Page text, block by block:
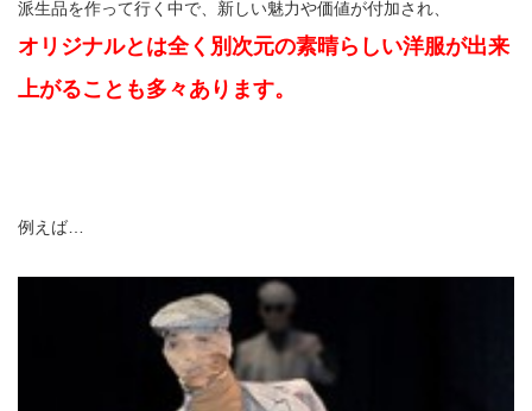
派生品を作って行く中で、新しい魅力や価値が付加され、
オリジナルとは全く別次元の素晴らしい洋服が出来
上がることも多々あります。
例えば…